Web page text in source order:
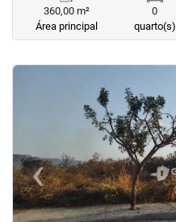
360,00 m²
Área principal
0
quarto(s)
<
‹Previous